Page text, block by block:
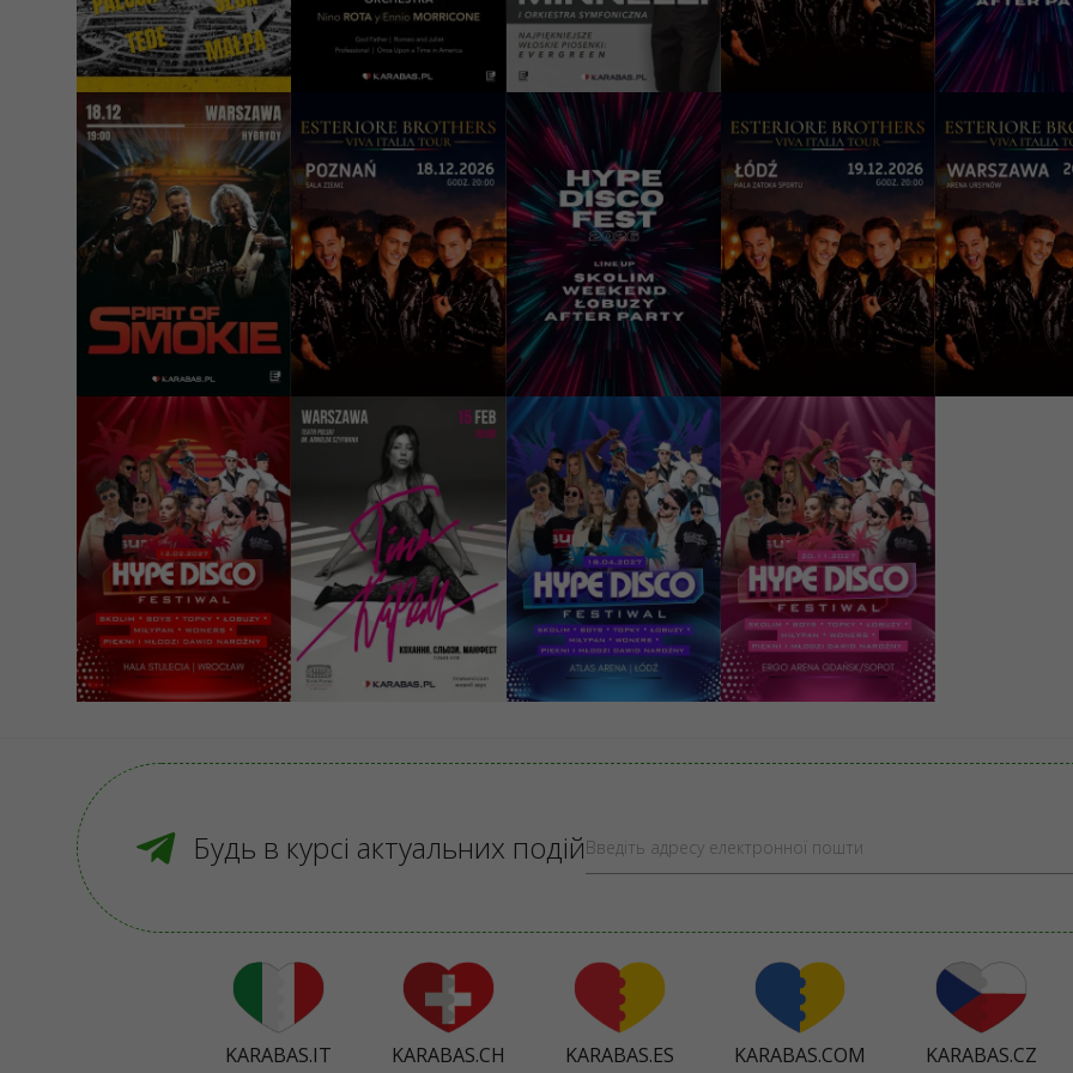
189 - 289 PLN
КУПИТИ
170 - 350 PLN
КУПИТИ
170 - 350 PLN
КУПИТИ
199 - 299 PLN 149 - 249 PLN
18/12/2026 19:00
Spirit of Smokie
Warszawa, Klub Hybrydy
199 PLN
КУПИТИ
18/12/202620:00
ESTERIORE
BROTHERS - Viva
Italia Tour 2026
Poznań, Poznań
Congres Center
209 - 309 PLN
19/12/202619:00
Festiwal Muzyki
Disco 2026 w
Lublinie - Hype
Disco Festiwal
Lublin, Targi Lublin S.A.
149 - 249 PLN
КУПИТИ
19/12/2026 20:00
ESTERIORE
BROTHERS - Viva
Italia Tour 2026
Łódź, Hala Zatoka
Sportu
209 - 309 PLN
20/12/2026
ESTERIORE
BROTHERS -
Italia Tour
Warszawa,
Ursynów
209 - 309 PLN
12/02/2027
Festiwal Muzyki
Disco Wrocław -
Hype Disco Festiwal
Wrocław, Hala Stulecia
149 - 249 PLN
КУПИТИ
15/02/202719:00
Тіна Кароль / Tina
Warszawa, Teatr Polski
im. Arnolda Szyfmana
169 - 319 PLN
КУПИТИ
18/04/202718:00
Festiwal Muzyki
Disco Łódź - Hype
Disco Festiwal
Łódź, Atlas Arena
149 - 249 PLN
КУПИТИ
20/11/2027 18:00
Festiwal Muzyki
Disco Gdańsk -
Hype Disco Festiwal
Gdańsk, ERGO ARENA
149 - 249 PLN
КУПИТИ
Будь в курсі актуальних подій
KARABAS.IT KARABAS.CH KARABAS.ES KARABAS.COM KARABAS.CZ